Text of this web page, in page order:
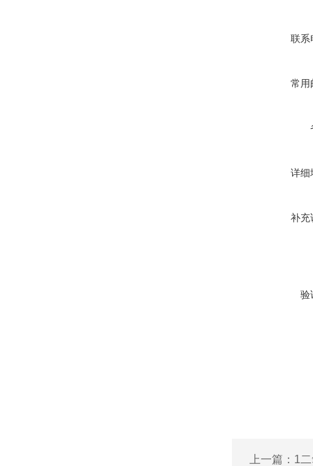
联系
常用
详细
补充
验
上一篇： 1